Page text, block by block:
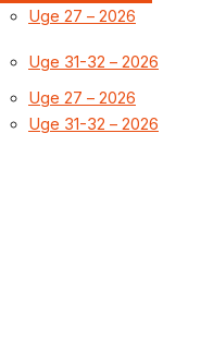
Uge 27 – 2026
Uge 31-32 – 2026
Uge 27 – 2026
Uge 31-32 – 2026